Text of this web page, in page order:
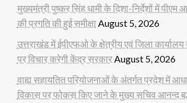
मुख्यमंत्री पुष्कर सिंह धामी के दिशा-निर्देशों में पीएम
की प्रगति की हुई समीक्षाAugust 5, 2026
उत्तराखंड में ईपीएफओ के क्षेत्रीय एवं जिला
पर विचार करेगी केंद्र सरकारAugust 5, 2026
वाह्य सहायतित परियोजनाओं के अंतर्गत प्रदेश में
विकास पर फोकस किए जाने के मुख्य सचिव आनन्द